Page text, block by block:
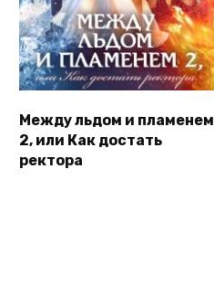
Между льдом и пламенем
2, или Как достать
ректора